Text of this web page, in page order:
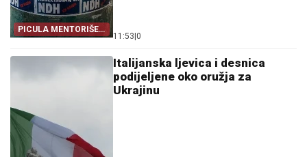
PICULA MENTORIŠE
BLOKADERE
11:53 0
Italijanska ljevica i desnica
podijeljene oko oružja za
Ukrajinu